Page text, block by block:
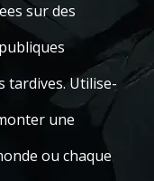
sur des
tardives. Utilise-
une
ou chaque